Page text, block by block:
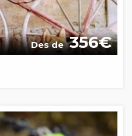
Des de 356